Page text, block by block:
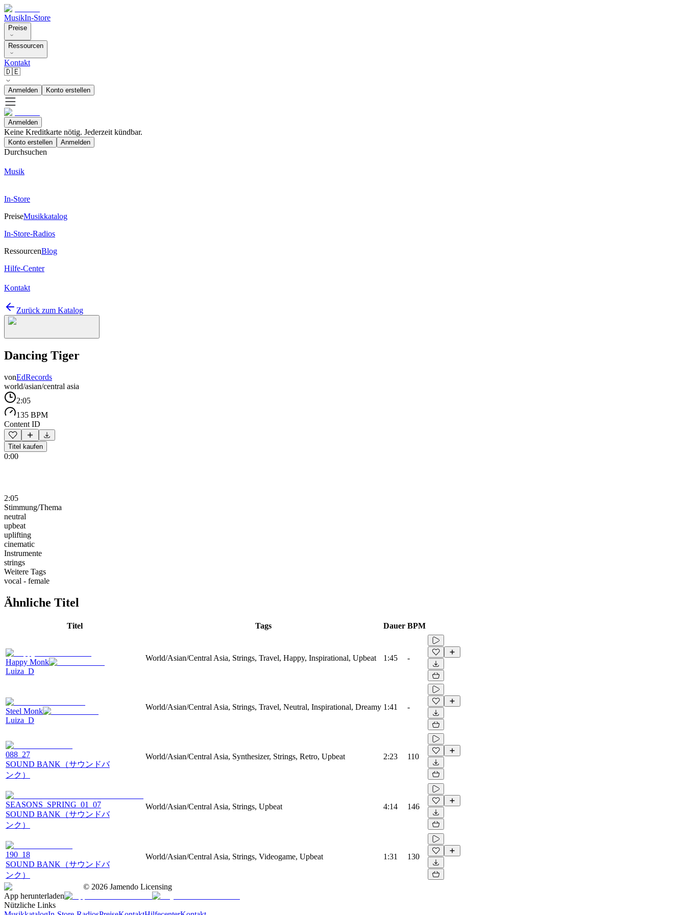
MusikIn-Store
Preise
Ressourcen
Kontakt
🇩🇪
Anmelden Konto erstellen
Anmelden
Keine Kreditkarte nötig. Jederzeit kündbar.
Konto erstellen Anmelden
Durchsuchen
Musik
In-Store
PreiseMusikkatalog
In-Store-Radios
RessourcenBlog
Hilfe-Center
Kontakt
Zurück zum Katalog
Dancing Tiger
vonEdRecords
world/asian/central asia
2:05
135 BPM
Content ID
Titel kaufen
0:00
2:05
Stimmung/Thema
neutral
upbeat
uplifting
cinematic
Instrumente
strings
Weitere Tags
vocal - female
Ähnliche Titel
Titel Tags Dauer BPM
Happy Monk
Luiza_D
World/Asian/Central Asia, Strings, Travel, Happy, Inspirational, Upbeat 1:45 -
Steel Monk
Luiza_D
World/Asian/Central Asia, Strings, Travel, Neutral, Inspirational, Dreamy 1:41 -
088_27
SOUND BANK（サウンドバ
ンク）
World/Asian/Central Asia, Synthesizer, Strings, Retro, Upbeat 2:23 110
SEASONS_SPRING_01_07
SOUND BANK（サウンドバ
ンク）
World/Asian/Central Asia, Strings, Upbeat 4:14 146
190_18
SOUND BANK（サウンドバ
ンク）
World/Asian/Central Asia, Strings, Videogame, Upbeat 1:31 130
© 2026 Jamendo Licensing
App herunterladen
Nützliche Links